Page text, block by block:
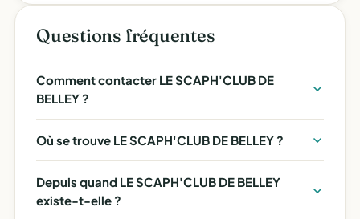
Questions fréquentes
Comment contacter LE SCAPH'CLUB DE
BELLEY ?
Où se trouve LE SCAPH'CLUB DE BELLEY ?
Depuis quand LE SCAPH'CLUB DE BELLEY
existe-t-elle ?